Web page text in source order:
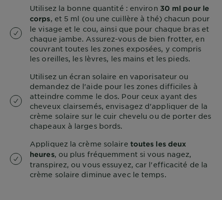
Utilisez la bonne quantité : environ 30 ml pour le
corps, et 5 ml (ou une cuillère à thé) chacun pour
le visage et le cou, ainsi que pour chaque bras et
chaque jambe. Assurez-vous de bien frotter, en
couvrant toutes les zones exposées, y compris
les oreilles, les lèvres, les mains et les pieds.
Utilisez un écran solaire en vaporisateur ou
demandez de l'aide pour les zones difficiles à
atteindre comme le dos. Pour ceux ayant des
cheveux clairsemés, envisagez d'appliquer de la
crème solaire sur le cuir chevelu ou de porter des
chapeaux à larges bords.
Appliquez la crème solaire toutes les deux
heures, ou plus fréquemment si vous nagez,
transpirez, ou vous essuyez, car l'efficacité de la
crème solaire diminue avec le temps.